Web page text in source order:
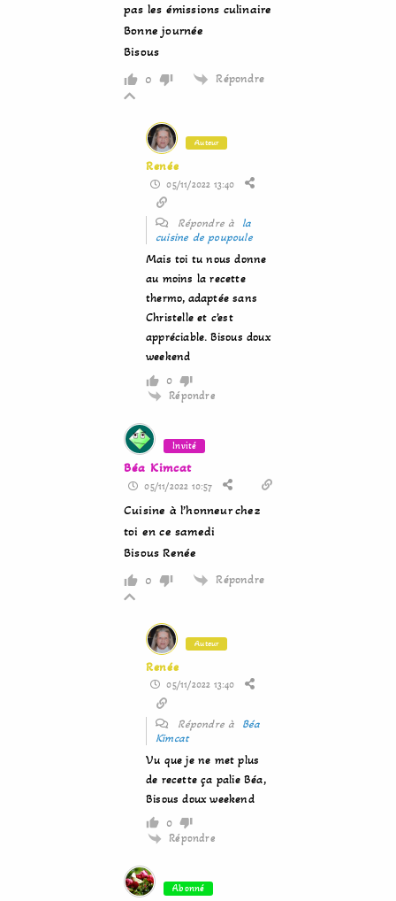
pas les émissions culinaire
Bonne journée
Bisous
0 Répondre
Auteur
Renée
05/11/2022 13:40
Répondre à la
cuisine de poupoule
Mais toi tu nous donne
au moins la recette
thermo, adaptée sans
Christelle et c’est
appréciable. Bisous doux
weekend
0
Répondre
Invité
Béa Kimcat
05/11/2022 10:57
Cuisine à l’honneur chez
toi en ce samedi
Bisous Renée
0 Répondre
Auteur
Renée
05/11/2022 13:40
Répondre à Béa
Kimcat
Vu que je ne met plus
de recette ça palie Béa,
Bisous doux weekend
0
Répondre
Abonné